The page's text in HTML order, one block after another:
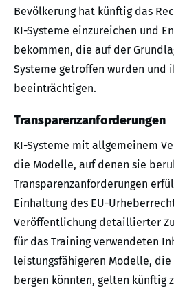
Bevölkerung hat künftig das
KI-Systeme einzureichen und
bekommen, die auf der
Systeme getroffen wurden und
beeinträchtigen.
Transparenzanforderungen
KI-Systeme mit allgemeinem
die Modelle, auf denen sie
Transparenzanforderungen
Einhaltung des EU-
Veröffentlichung detaillierter
für das Training verwendeten
leistungsfähigeren Modelle, die
bergen könnten, gelten künftig